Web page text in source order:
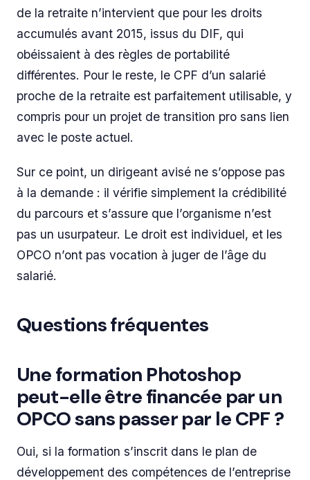
de la retraite n’intervient que pour les droits
accumulés avant 2015, issus du DIF, qui
obéissaient à des règles de portabilité
différentes. Pour le reste, le CPF d’un salarié
proche de la retraite est parfaitement utilisable, y
compris pour un projet de transition pro sans lien
avec le poste actuel.
Sur ce point, un dirigeant avisé ne s’oppose pas
à la demande : il vérifie simplement la crédibilité
du parcours et s’assure que l’organisme n’est
pas un usurpateur. Le droit est individuel, et les
OPCO n’ont pas vocation à juger de l’âge du
salarié.
Questions fréquentes
Une formation Photoshop
peut-elle être financée par un
OPCO sans passer par le CPF ?
Oui, si la formation s’inscrit dans le plan de
développement des compétences de l’entreprise